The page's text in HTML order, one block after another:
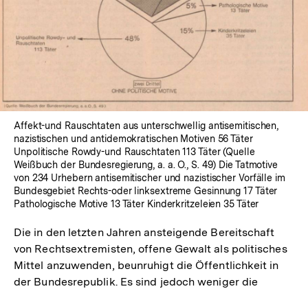
In
Lightbox
öffnen
Affekt-und Rauschtaten aus unterschwellig antisemitischen,
nazistischen und antidemokratischen Motiven 56 Täter
Unpolitische Rowdy-und Rauschtaten 113 Täter (Quelle
Weißbuch der Bundesregierung, a. a. O., S. 49) Die Tatmotive
von 234 Urhebern antisemitischer und nazistischer Vorfälle im
Bundesgebiet Rechts-oder linksextreme Gesinnung 17 Täter
Pathologische Motive 13 Täter Kinderkritzeleien 35 Täter
Die in den letzten Jahren ansteigende Bereitschaft
von Rechtsextremisten, offene Gewalt als politisches
Mittel anzuwenden, beunruhigt die Öffentlichkeit in
der Bundesrepublik. Es sind jedoch weniger die